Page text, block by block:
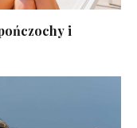
pończochy i